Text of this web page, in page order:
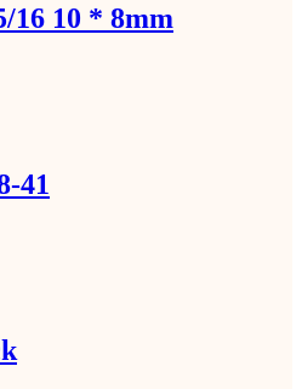
16 10 * 8mm
41